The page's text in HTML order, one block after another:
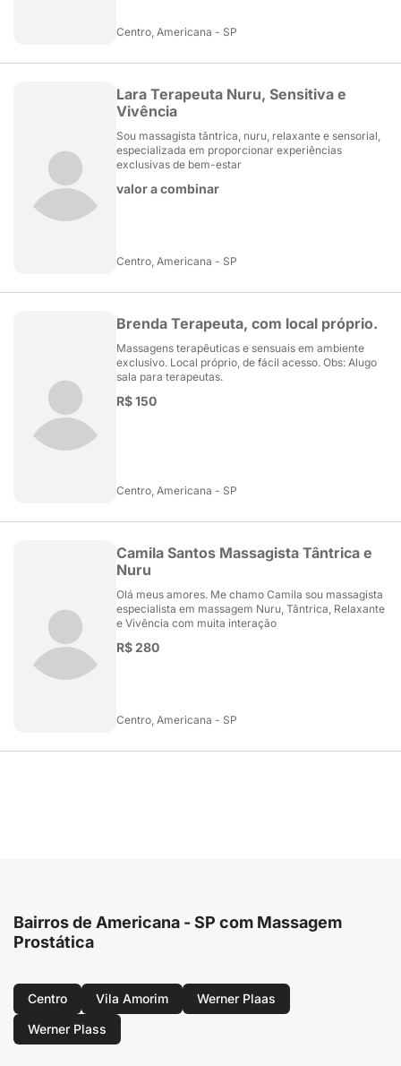
Centro, Americana - SP
Lara Terapeuta Nuru, Sensitiva e
Vivência
Sou massagista tântrica, nuru, relaxante e sensorial,
especializada em proporcionar experiências
exclusivas de bem-estar
valor a combinar
Centro, Americana - SP
Brenda Terapeuta, com local próprio.
Massagens terapêuticas e sensuais em ambiente
exclusivo. Local próprio, de fácil acesso. Obs: Alugo
sala para terapeutas.
R$ 150
Centro, Americana - SP
Camila Santos Massagista Tântrica e
Nuru
Olá meus amores. Me chamo Camila sou massagista
especialista em massagem Nuru, Tântrica, Relaxante
e Vivência com muita interação
R$ 280
Centro, Americana - SP
Bairros de Americana - SP com Massagem
Prostática
Centro Vila Amorim
Werner Plaas
Werner Plass